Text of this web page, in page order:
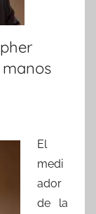
manos
El
medi
ador
de la